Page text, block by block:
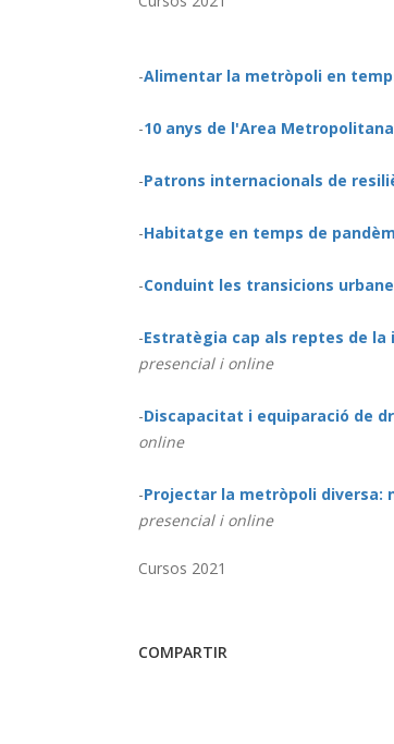
-Alimentar la metròpoli en
-10 anys de l'Area
-Patrons internacionals de
-Habitatge en temps de
-Conduint les transicions
-Estratègia cap als reptes de la
presencial i online
-Discapacitat i equiparació de
online
-Projectar la metròpoli diversa:
presencial i online
Cursos 2021
COMPARTIR